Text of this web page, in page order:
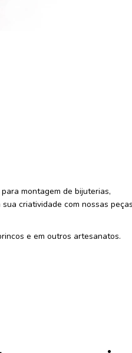
montagem de bijuterias,
criatividade com nossas
e em outros artesanatos.